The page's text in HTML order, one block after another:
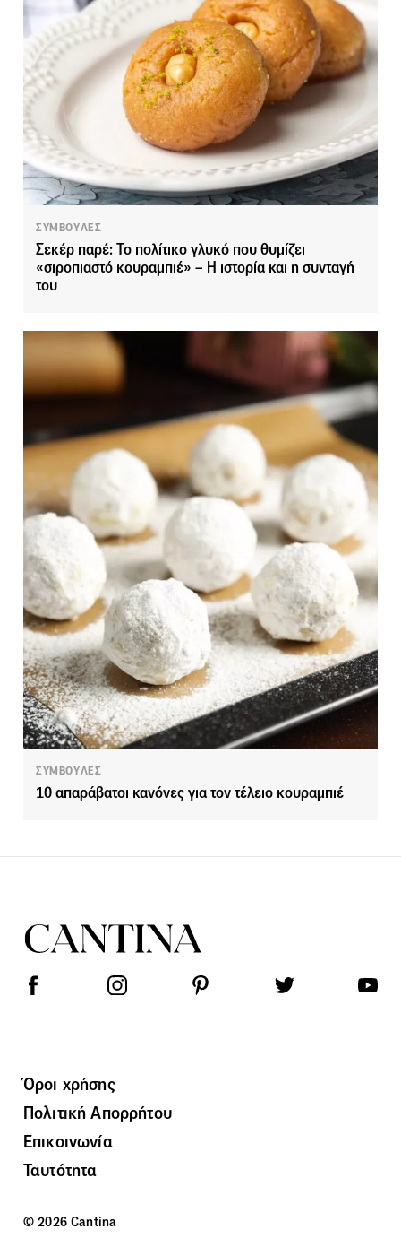
ΣΥΜΒΟΥΛΕΣ
Σεκέρ παρέ: Το πολίτικο γλυκό που θυμίζει
«σιροπιαστό κουραμπιέ» – Η ιστορία και η συνταγή
του
ΣΥΜΒΟΥΛΕΣ
10 απαράβατοι κανόνες για τον τέλειο κουραμπιέ
Όροι χρήσης
Πολιτική Απορρήτου
Επικοινωνία
Ταυτότητα
© 2026 Cantina